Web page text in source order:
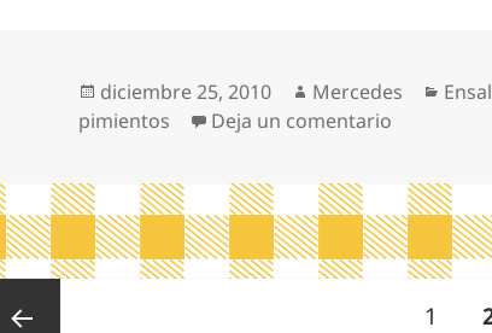
Publicado
el
diciembre 25, 2010 Autor
Mercedes
pimientos
Deja un comentario
1